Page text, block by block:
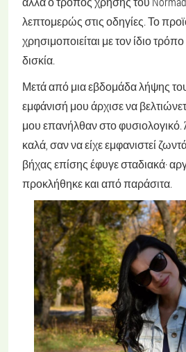
λεπτομερώς στις οδηγίες. Το
χρησιμοποιείται με τον ίδιο
δισκία.
Μετά από μια εβδομάδα λήψης
εμφάνισή μου άρχισε να
μου επανήλθαν στο φυσιολογικό.
καλά, σαν να είχε εμφανιστεί
βήχας επίσης έφυγε σταδιακά·
προκλήθηκε και από παράσιτα.